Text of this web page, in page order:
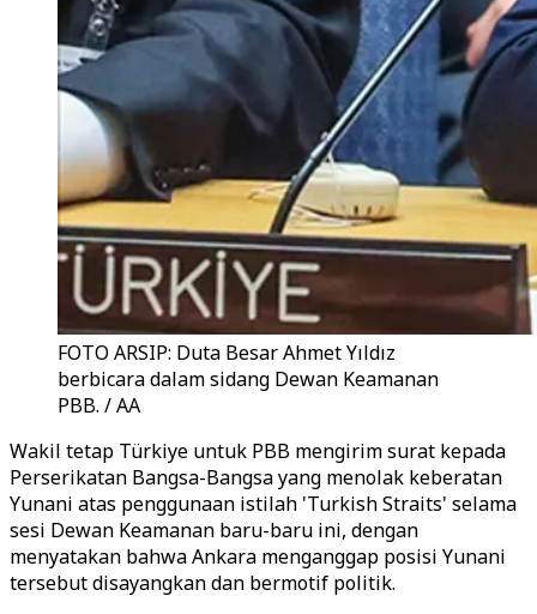
FOTO ARSIP: Duta Besar Ahmet Yıldız
berbicara dalam sidang Dewan Keamanan
PBB. / AA
Wakil tetap Türkiye untuk PBB mengirim surat kepada
Perserikatan Bangsa-Bangsa yang menolak keberatan
Yunani atas penggunaan istilah 'Turkish Straits' selama
sesi Dewan Keamanan baru-baru ini, dengan
menyatakan bahwa Ankara menganggap posisi Yunani
tersebut disayangkan dan bermotif politik.